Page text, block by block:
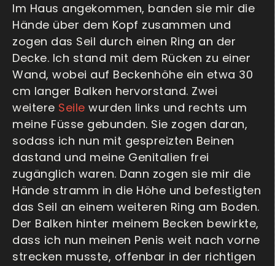
Im Haus angekommen, banden sie mir die
Hände über dem Kopf zusammen und
zogen das Seil durch einen Ring an der
Decke. Ich stand mit dem Rücken zu einer
Wand, wobei auf Beckenhöhe ein etwa 30
cm langer Balken hervorstand. Zwei
weitere Seile wurden links und rechts um
meine Füsse gebunden. Sie zogen daran,
sodass ich nun mit gespreizten Beinen
dastand und meine Genitalien frei
zugänglich waren. Dann zogen sie mir die
Hände stramm in die Höhe und befestigten
das Seil an einem weiteren Ring am Boden.
Der Balken hinter meinem Becken bewirkte,
dass ich nun meinen Penis weit nach vorne
strecken musste, offenbar in der richtigen